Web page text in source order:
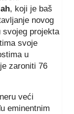
, koji je baš
novog
svojeg projekta
svoje
u
zaroniti 76
veći
eminentnim